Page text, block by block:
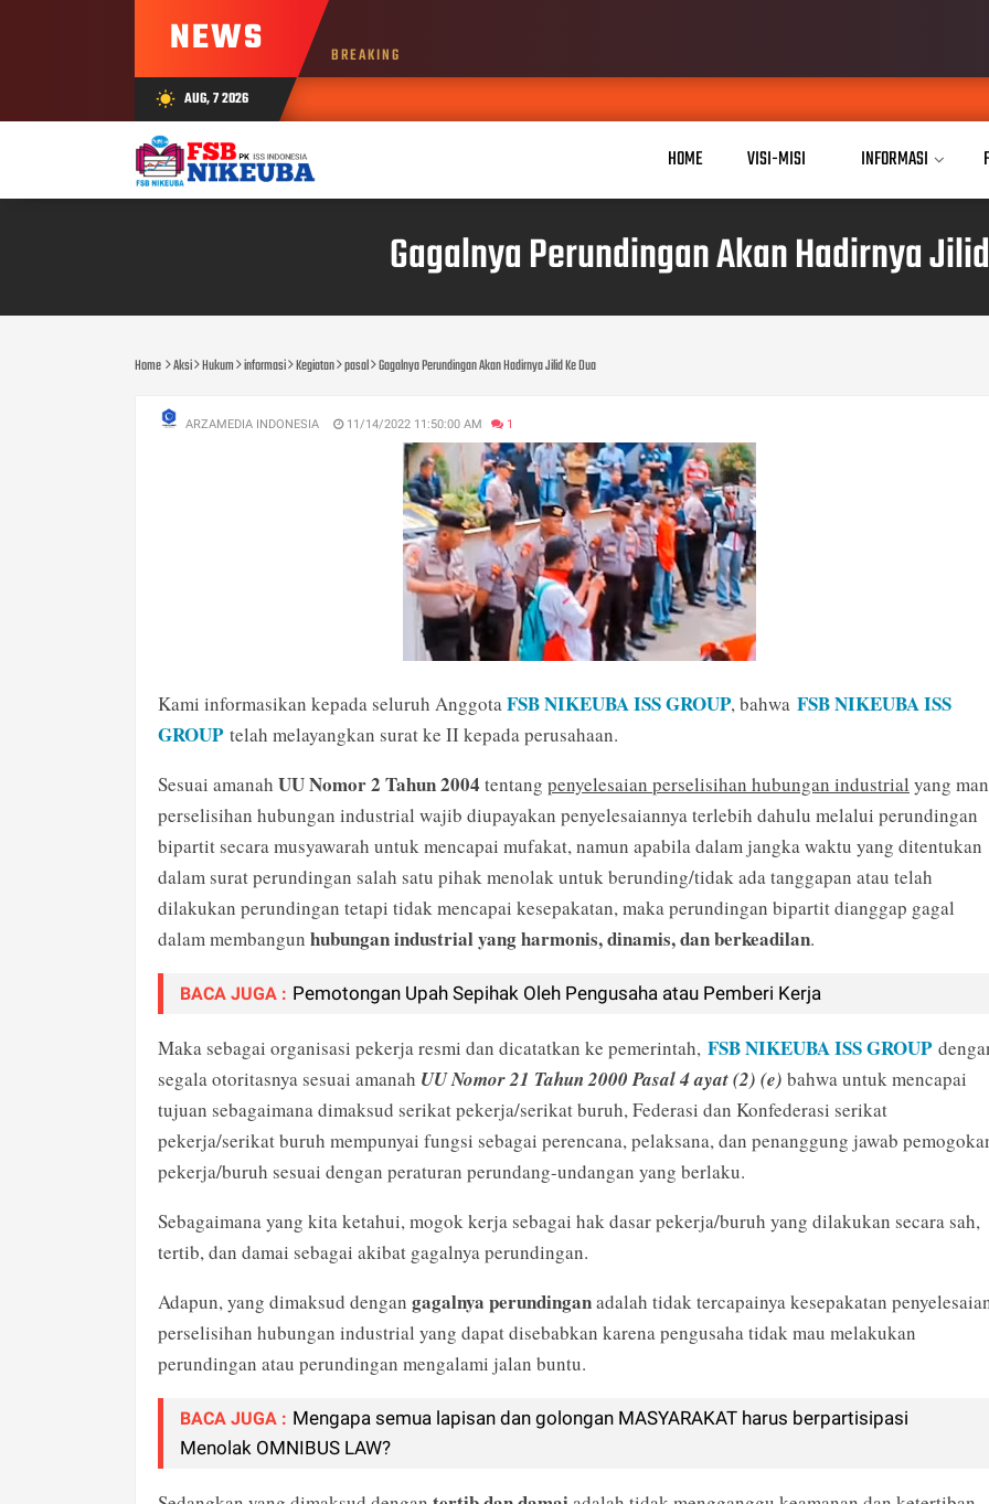
NEWS BREAKING
wb_sunny AUG, 7 2026
HOME VISI-MISI INFORMASI
Gagalnya Perundingan Akan Hadirnya
Home Aksi Hukum informasi Kegiatan pasal Gagalnya Perundingan Akan Hadirnya Jilid Ke Dua
ARZAMEDIA INDONESIA 11/14/2022 11:50:00 AM 1
Kami informasikan kepada seluruh AnggotaFSB NIKEUBA ISS GROUP, bahwa FSB NIKEUBA ISS
GROUPtelah melayangkan surat ke II kepada perusahaan.
Sesuai amanah UU Nomor 2 Tahun 2004 tentang penyelesaian perselisihan hubungan industrial yang
perselisihan hubungan industrial wajib diupayakan penyelesaiannya terlebih dahulu melalui perundingan
bipartit secara musyawarah untuk mencapai mufakat, namun apabila dalam jangka waktu yang ditentukan
dalam surat perundingan salah satu pihak menolak untuk berunding/tidak ada tanggapan atau telah
dilakukan perundingan tetapi tidak mencapai kesepakatan, maka perundingan bipartit dianggap gagal
dalam membangun hubungan industrial yang harmonis, dinamis, dan berkeadilan.
BACA JUGA : Pemotongan Upah Sepihak Oleh Pengusaha atau Pemberi Kerja
Maka sebagai organisasi pekerja resmi dan dicatatkan ke pemerintah, FSB NIKEUBA ISS GROUP
segala otoritasnya sesuai amanah UU Nomor 21 Tahun 2000 Pasal 4 ayat (2) (e) bahwa untuk mencapai
tujuan sebagaimana dimaksud serikat pekerja/serikat buruh, Federasi dan Konfederasi serikat
pekerja/serikat buruh mempunyai fungsi sebagai perencana, pelaksana, dan penanggung jawab
pekerja/buruh sesuai dengan peraturan perundang-undangan yang berlaku.
Sebagaimana yang kita ketahui, mogok kerja sebagai hak dasar pekerja/buruh yang dilakukan secara sah,
tertib, dan damai sebagai akibat gagalnya perundingan.
Adapun, yang dimaksud dengan gagalnya perundinganadalah tidak tercapainya kesepakatan
perselisihan hubungan industrial yang dapat disebabkan karena pengusaha tidak mau melakukan
perundingan atau perundingan mengalami jalan buntu.
BACA JUGA : Mengapa semua lapisan dan golongan MASYARAKAT harus berpartisipasi
Menolak OMNIBUS LAW?